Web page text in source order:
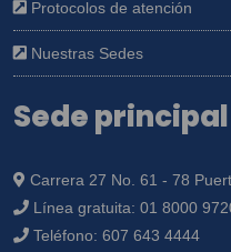
Protocolos de atención
Nuestras Sedes
Sede principal
Carrera 27 No. 61 - 78
Línea gratuita: 01 8000
Teléfono: 607 643 4444